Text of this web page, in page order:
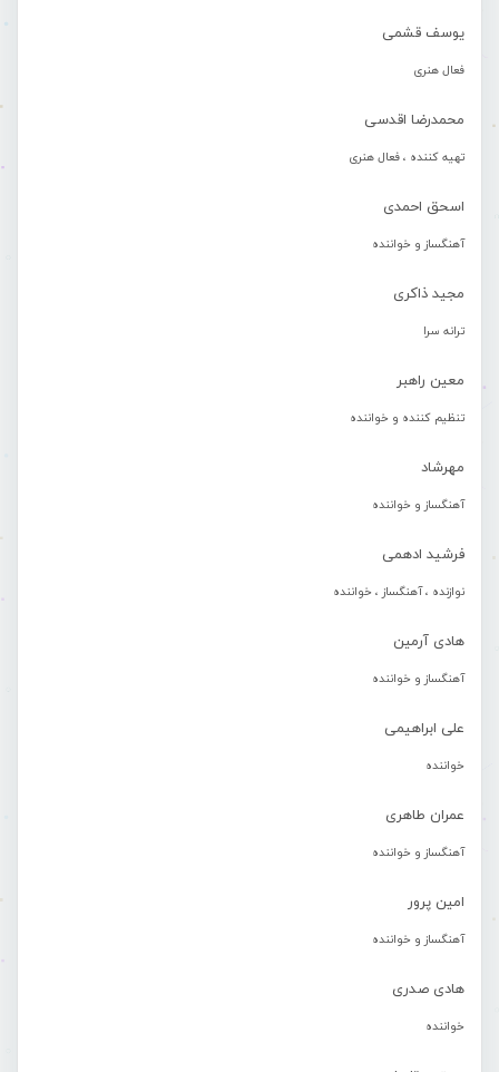
یوسف قشمی
فعال هنری
محمدرضا اقدسی
تهیه کننده ، فعال هنری
اسحق احمدی
آهنگساز و خواننده
مجید ذاکری
ترانه سرا
معین راهبر
تنظیم کننده و خواننده
مهرشاد
آهنگساز و خواننده
فرشید ادهمی
نوازنده ، آهنگساز ، خواننده
هادی آرمین
آهنگساز و خواننده
علی ابراهیمی
خواننده
عمران طاهری
آهنگساز و خواننده
امین پرور
آهنگساز و خواننده
هادی صدری
خواننده